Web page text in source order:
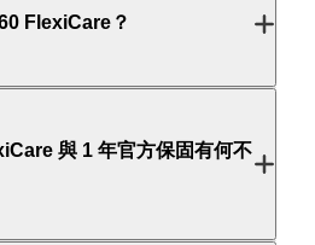
FlexiCare？
與 1 年官方保固有何不